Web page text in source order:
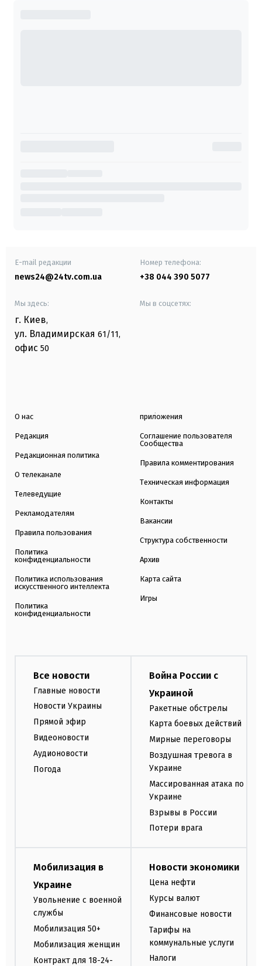
E-mail редакции
news24@24tv.com.ua
Номер телефона:
+38 044 390 5077
Мы здесь:
г. Киев,
ул. Владимирская 61/11,
офис 50
Мы в соцсетях:
О нас
Редакция
Редакционная политика
О телеканале
Телеведущие
Рекламодателям
Правила пользования
Политика
конфиденциальности
Политика использования
искусственного интеллекта
Политика
конфиденциальности
приложения
Соглашение пользователя
Сообщества
Правила комментирования
Техническая информация
Контакты
Вакансии
Структура собственности
Архив
Карта сайта
Игры
Все новости
Главные новости
Новости Украины
Прямой эфир
Видеоновости
Аудионовости
Погода
Война России с
Украиной
Ракетные обстрелы
Карта боевых действий
Мирные переговоры
Воздушная тревога в
Украине
Массированная атака по
Украине
Взрывы в России
Потери врага
Мобилизация в
Украине
Увольнение с военной
службы
Мобилизация 50+
Мобилизация женщин
Контракт для 18-24-
Новости экономики
Цена нефти
Курсы валют
Финансовые новости
Тарифы на
коммунальные услуги
Налоги